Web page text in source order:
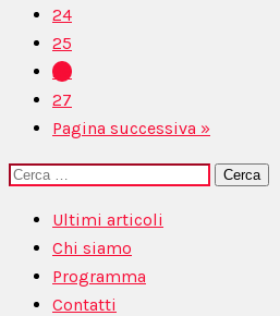
24
25
26
27
Pagina successiva »
Ricerca
Ultimi articoli
Chi siamo
Programma
Contatti